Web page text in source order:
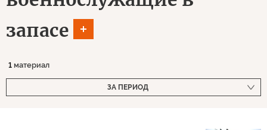
запасе
1 материал
ЗА ПЕРИОД